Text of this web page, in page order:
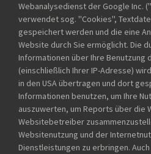
Webanalysedienst der Google Inc.
verwendet sog. ''Cookies'',
gespeichert werden und die eine
Website durch Sie ermöglicht. Die
Informationen über Ihre Benutzung
(einschließlich Ihrer IP-Adresse)
in den USA übertragen und dort
Informationen benutzen, um Ihre
auszuwerten, um Reports über die
Websitebetreiber
Websitenutzung und der
Dienstleistungen zu erbringen.